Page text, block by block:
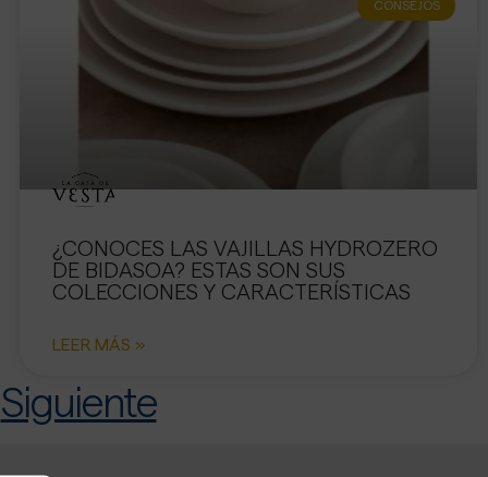
CONSEJOS
¿CONOCES LAS VAJILLAS HYDROZERO
DE BIDASOA? ESTAS SON SUS
COLECCIONES Y CARACTERÍSTICAS
LEER MÁS »
Siguiente